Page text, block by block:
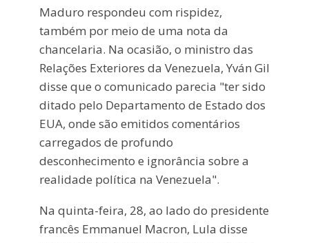
Maduro respondeu com rispidez,
também por meio de uma nota da
chancelaria. Na ocasião, o ministro das
Relações Exteriores da Venezuela, Yván Gil
disse que o comunicado parecia "ter sido
ditado pelo Departamento de Estado dos
EUA, onde são emitidos comentários
carregados de profundo
desconhecimento e ignorância sobre a
realidade política na Venezuela".
Na quinta-feira, 28, ao lado do presidente
francês Emmanuel Macron, Lula disse